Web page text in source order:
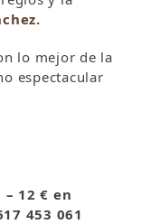
lo mejor de la
espectacular
12 € en
453 061